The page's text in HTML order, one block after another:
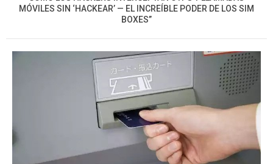
MÓVILES SIN ‘HACKEAR’ — EL INCREÍBLE PODER DE LOS SIM
BOXES”